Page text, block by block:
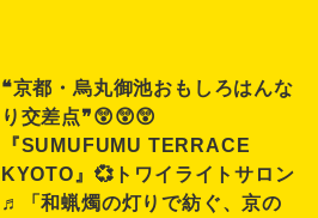
❝京都・烏丸御池おもしろはんな
り交差点❞😲😲😲
『SUMUFUMU TERRACE
KYOTO』💞トワイライトサロン
♬「和蝋燭の灯りで紡ぐ、京の